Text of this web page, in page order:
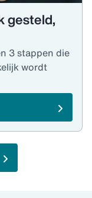
gesteld,
3 stappen die
wordt